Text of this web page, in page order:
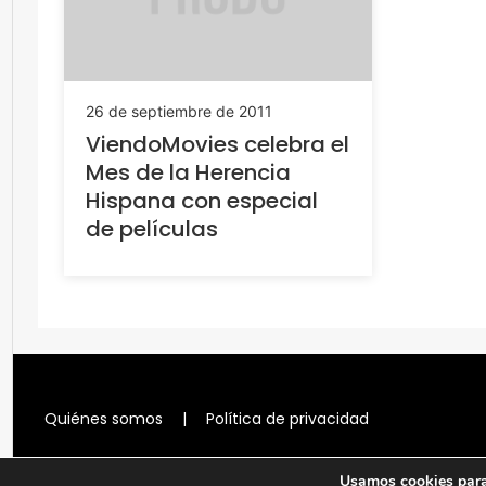
26 de septiembre de 2011
ViendoMovies celebra el
Mes de la Herencia
Hispana con especial
de películas
Quiénes somos | Política de privacidad
Usamos cookies